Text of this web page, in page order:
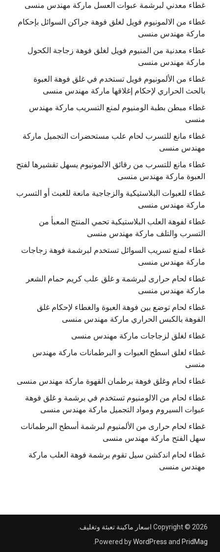
غطاء معدني لبرشمة عبوات العسل ماركة مهندس منسى
غطاء من الالمونيوم فويل لغلق فوهة جراكن السوائل بإحكام
ماركة مهندس منسى
غطاء معدنية من المنيوم فويل لغلق فوهة زجاجة الكحول
ماركة مهندس منسى
غطاء من الألمونيوم فويل تستخدم في غلق فوهة العبوة
بالحث الحراري لإحكام إغلاقها ماركة مهندس منسى
غطاء مبطن بطبة الومنيوم لمنع التسريب ماركة مهندس
منسى
غطاء مانع للتسرب لحام علب مستحضرات التجميل ماركة
مهندس منسى
غطاء مانع للتسرب من رقائق الالمونيوم يسهل تقشيرها لفتح
العبوة ماركة مهندس منسى
غطاء للعبوات البلاستيكية والزجاجية مانعة للعبث أو التسرب
ماركة مهندس منسى
غطاء لفوهة العلب البلاستيكية تحمي المنتج المعبأ من
التسرب والتلف ماركة مهندس منسى
غطاء لمنع تسريب السوائل تستخدم لبرشمة فوهة زجاجات
ماركة مهندس منسى
غطاء لحام حرارى لبرشمة و غلق علب كريم حمام الشعر
ماركة مهندس منسى
غطاء لحام توضع بين فوهة العبوة والغطاء لإحكام غلق
الفوهة بالكبس الحراري ماركة مهندس منسى
غطاء لغلق لزجاجات ماركة مهندس منسى
غطاء لغلق اسطح العبوات و البرطمانات ماركة مهندس
منسى
غطاء لحام وغلق فوهة برطمان القهوة ماركة مهندس منسى
غطاء لحام من الالومنيوم تستخدم في برشمة و غلق فوهة
عبوات السيروم ومواد التجميل ماركة مهندس منسى
غطاء لحام حرارى من الألمنيوم لبرشمة أسطح البرطمانات
سهل الفتح ماركة مهندس منسى
غطاء لحام اندكشن سيل تقوم برشمة فوهة العلب ماركة
مهندس منسى
Copyright © 2026اسعار ماكينة تعبئة وتغليف
Powered byWordPressandPridMag
.